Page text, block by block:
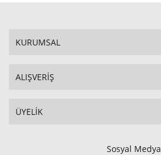
KURUMSAL
ALIŞVERİŞ
ÜYELİK
Sosyal Medya